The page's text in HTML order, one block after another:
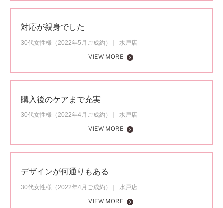
対応が親身でした
30代女性様（2022年5月ご成約）
水戸店
VIEW MORE
購入後のケアまで充実
30代女性様（2022年4月ご成約）
水戸店
VIEW MORE
デザインが何通りもある
30代女性様（2022年4月ご成約）
水戸店
VIEW MORE